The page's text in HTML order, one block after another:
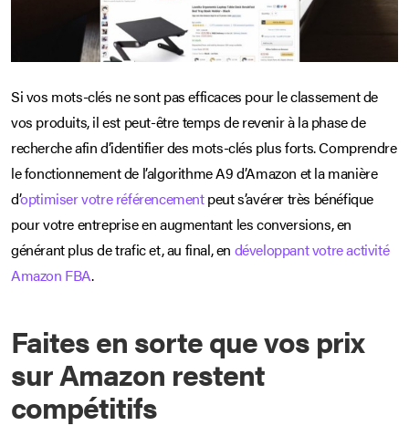
Si vos mots-clés ne sont pas efficaces pour le classement de
vos produits, il est peut-être temps de revenir à la phase de
recherche afin d’identifier des mots-clés plus forts. Comprendre
le fonctionnement de l’algorithme A9 d’Amazon et la manière
d’optimiser votre référencementpeut s’avérer très bénéfique
pour votre entreprise en augmentant les conversions, en
générant plus de trafic et, au final, en développant votre activité
Amazon FBA.
Faites en sorte que vos prix
sur Amazon restent
compétitifs